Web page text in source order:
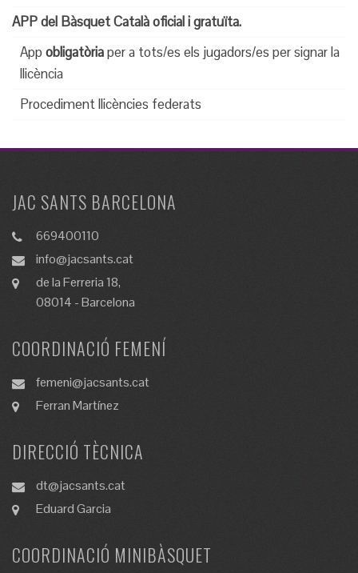
APP del Bàsquet Català oficial i gratuïta.
App obligatòriaper a tots/es els jugadors/es per signar la
llicència
Procediment llicències federats
JAC SANTS BARCELONA
669400110
info@jacsants.cat
de la Ferreria 18,
08014 - Barcelona
COORDINACIÓ FEMENÍ
femeni@jacsants.cat
Ferran Martínez
DIRECCIÓ TÈCNICA
dt@jacsants.cat
Eduard Garcia
COORDINACIÓ MINIBÀSQUET